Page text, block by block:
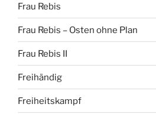
Frau Rebis
Frau Rebis – Osten ohne Plan
Frau Rebis II
Freihändig
Freiheitskampf